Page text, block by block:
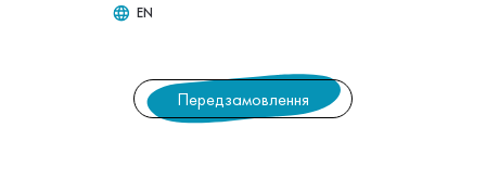
EN
Передзамовлення